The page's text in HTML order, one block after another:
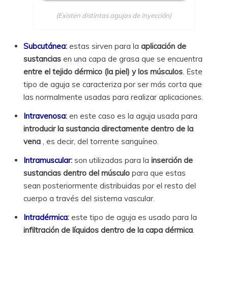
(Existen distintas agujas de inyección)
Subcutánea: estas sirven para la aplicación de
sustancias en una capa de grasa que se encuentra
entre el tejido dérmico (la piel) y los músculos . Este
tipo de aguja se caracteriza por ser más corta que
las normalmente usadas para realizar aplicaciones.
Intravenosa: en este caso es la aguja usada para
introducir la sustancia directamente dentro de la
vena , es decir, del torrente sanguíneo.
Intramuscular: son utilizadas para lainserción de
sustancias dentro del músculo para que estas
sean posteriormente distribuidas por el resto del
cuerpo a través del sistema vascular.
Intradérmica: este tipo de aguja es usado para la
infiltración de líquidos dentro de la capa dérmica